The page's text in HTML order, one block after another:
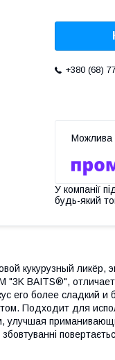
+380 (68)
У компанії
будь-який
кукурузный ликёр,
"3K BAITS®",
его более сладкий
Подходит для
улучшая